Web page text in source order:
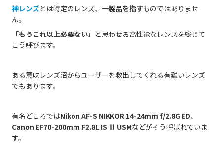
神レンズとは特定のレンズ、 一製品を指すものではありませ
ん。
「もうこれ以上必要ない」 と思わせる高性能なレンズを総じて
こう呼びます。
ある意味レンズ沼からユーザーを救出してくれる有難いレンズ
でもあります。
有名どころではNikon AF-S NIKKOR 14-24mm f/2.8G ED、
Canon EF70-200mm F2.8L IS Ⅲ USMなどがそう呼ばれていま
す。